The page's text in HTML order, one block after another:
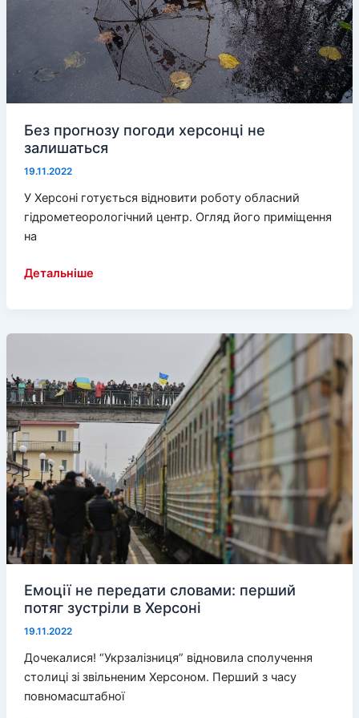
Без прогнозу погоди херсонці не
залишаться
19.11.2022
У Херсоні готується відновити роботу обласний
гідрометеорологічний центр. Огляд його приміщення
на
Без
херсонці
Детальніше
Емоції не передати словами: перший
потяг зустріли в Херсоні
19.11.2022
Дочекалися! “Укрзалізниця” відновила сполучення
столиці зі звільненим Херсоном. Перший з часу
повномасштабної